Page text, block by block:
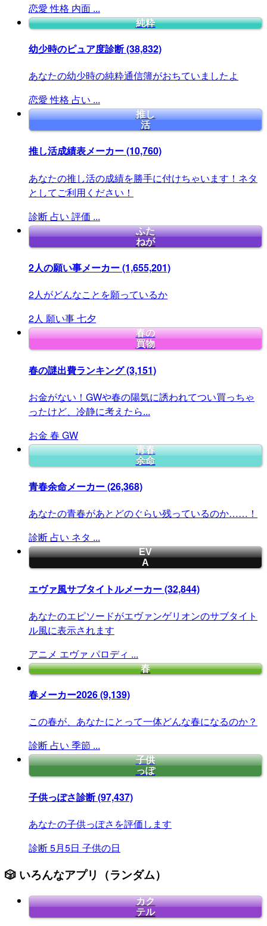
恋愛 性格 内面 ...
純粋
幼少時のピュア度診断(38,832)
あなたの幼少時の純粋通信簿がおちていましたよ
恋愛 性格 占い ...
推し
活
推し活成績表メーカー(10,760)
あなたの推し活の成績を勝手に付けちゃいます！ネタ
としてご利用ください！
診断 占い 評価 ...
ふた
ねが
2人の願い事メーカー(1,655,201)
2人がどんなことを願っているか
2人 願い事七夕
春の
買物
春の謎出費ランキング(3,151)
お金がない！GWや春の陽気に誘われてつい買っちゃ
ったけど、冷静に考えたら...
お金 春 GW
青春
余命
青春余命メーカー(26,368)
あなたの青春があとどのぐらい残っているのか……！
診断 占い ネタ ...
EV
A
エヴァ風サブタイトルメーカー(32,844)
あなたのエピソードがエヴァンゲリオンのサブタイト
ル風に表示されます
アニメ エヴァ パロディ ...
春
春メーカー2026(9,139)
この春が、あなたにとって一体どんな春になるのか？
診断 占い 季節 ...
子供
っぽ
子供っぽさ診断(97,437)
あなたの子供っぽさを評価します
診断5月5日 子供の日
🎲 いろんなアプリ（ランダム）
カク
テル